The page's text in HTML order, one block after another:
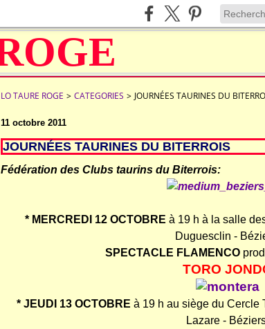
LO TAURE ROGE > CATEGORIES > JOURNÉES TAURINES DU
11 octobre 2011
JOURNÉES TAURINES DU BITERROIS
Fédération des Clubs taurins du Biterrois:
* MERCREDI 12 OCTOBRE à 19 h à la salle
Duguesclin -
SPECTACLE FLAMENCO
TORO
* JEUDI 13 OCTOBRE à 19 h au siège du Cercle
Lazare -